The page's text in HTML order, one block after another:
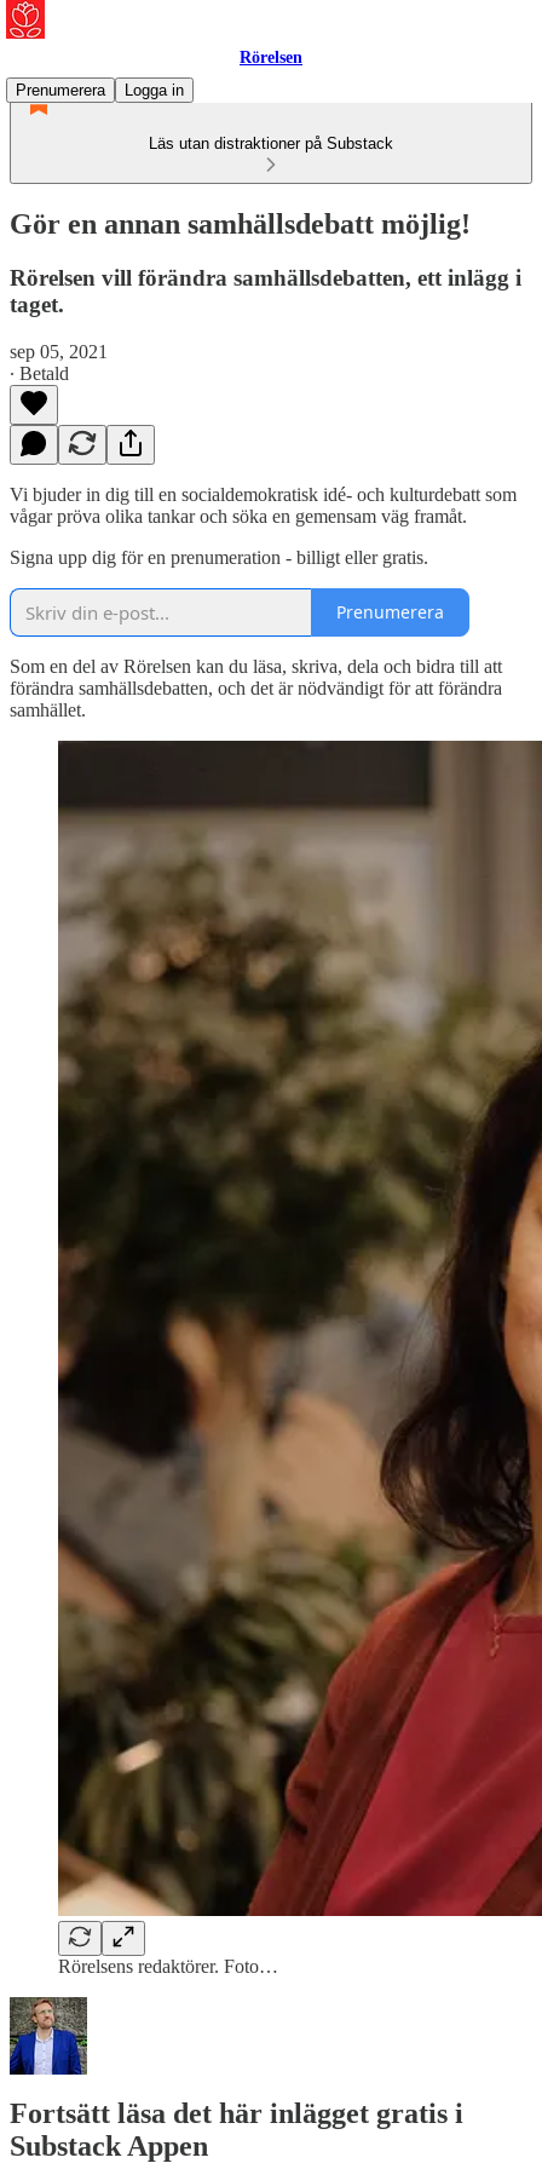
Rörelsen
Prenumerera
Logga in
Läs utan distraktioner på Substack
Gör en annan samhällsdebatt möjlig!
Rörelsen vill förändra samhällsdebatten, ett inlägg i
taget.
sep 05, 2021
∙ Betald
Vi bjuder in dig till en socialdemokratisk idé- och kulturdebatt som
vågar pröva olika tankar och söka en gemensam väg framåt.
Signa upp dig för en prenumeration - billigt eller gratis.
Prenumerera
Som en del av Rörelsen kan du läsa, skriva, dela och bidra till att
förändra samhällsdebatten, och det är nödvändigt för att förändra
samhället.
Rörelsens redaktörer. Foto…
Fortsätt läsa det här inlägget gratis i
Substack Appen